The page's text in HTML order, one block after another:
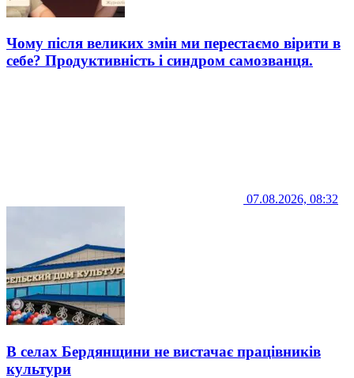
Чому після великих змін ми перестаємо вірити в
себе? Продуктивність і синдром самозванця.
07.08.2026, 08:32
В селах Бердянщини не вистачає працівників
культури